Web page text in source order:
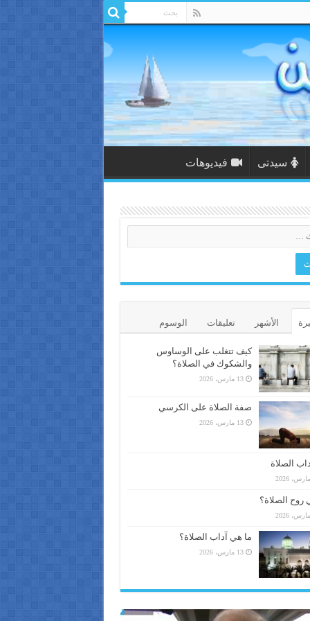
سيدتى فيديوهات
الأشهر تعليقات الوسوم
كيف تتغلب على الوساوس
والشكوك في الصلاة؟
13 مارس، 2026
صفة الصلاة على الكرسي
13 مارس، 2026
الصلاة
روح الصلاة؟
ما هي آداب الصلاة؟
13 مارس، 2026